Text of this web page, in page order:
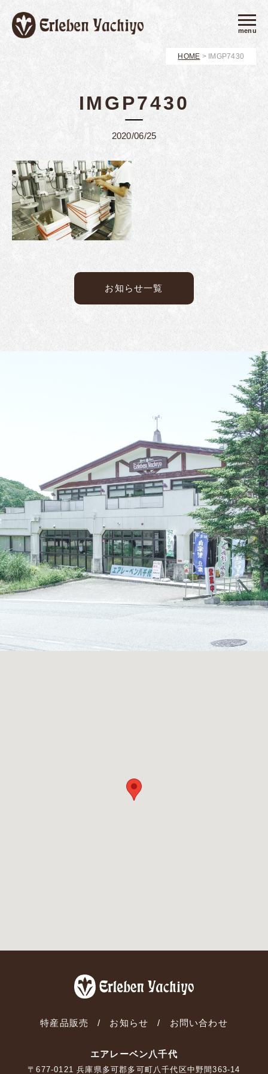
menu
HOME > IMGP7430
IMGP7430
2020/06/25
お知らせ一覧
特産品販売 お知らせ お問い合わせ
エアレーベン八千代
〒677-0121 兵庫県多可郡多可町八千代区中野間363-14